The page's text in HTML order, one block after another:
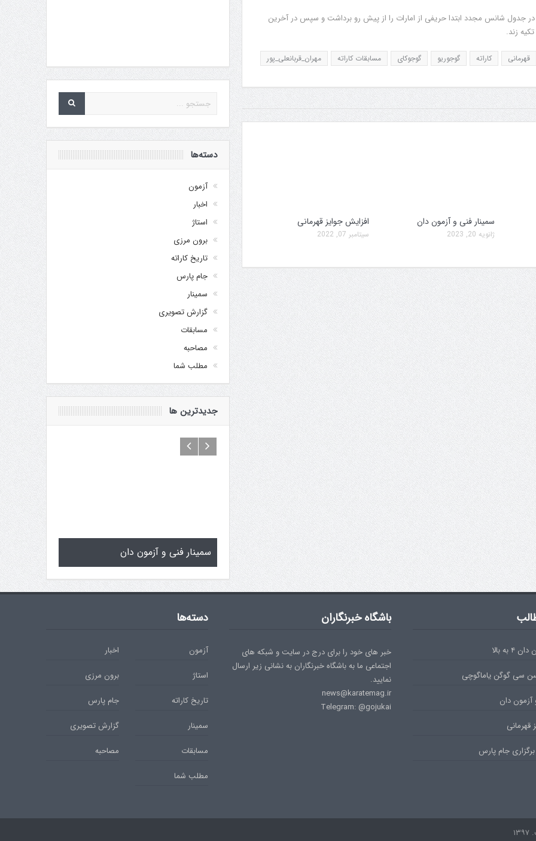
جدول شانس مجدد ابتدا حریفی از امارات را از پیش رو برداشت و سپس در آخرین
زند.
قهرمانی کاراته گوجوریو گوجوکای مسابقات کاراته مهران_قربانعلی_پور
سمینار فنی و آزمون دان
ژانویه 20, 2023
افزایش جوایز قهرمانی
سپتامبر 07, 2022
دسته‌ها
آزمون
اخبار
استاژ
برون مرزی
تاریخ کاراته
جام پارس
سمینار
گزارش تصویری
مسابقات
مصاحبه
مطلب شما
جدیدترین ها
تولد سمینار فنی و آزمون دان افزایش جوایز قهرمانی جلسه کمیته برگزاری جام پارس
به بالا
سی گوگن یاماگوچی
آزمون دان
قهرمانی
جام پارس
باشگاه خبرنگاران
خبر های خود را برای درج در سایت و شبکه های
اجتماعی ما به باشگاه خبرنگاران به نشانی زیر ارسال
نمایید.
news@karatemag.ir
Telegram: @gojukai
دسته‌ها
آزمون
اخبار
استاژ
برون مرزی
تاریخ کاراته
جام پارس
سمینار
گزارش تصویری
مسابقات
مصاحبه
مطلب شما